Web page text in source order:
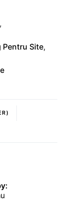
Pentru Site,